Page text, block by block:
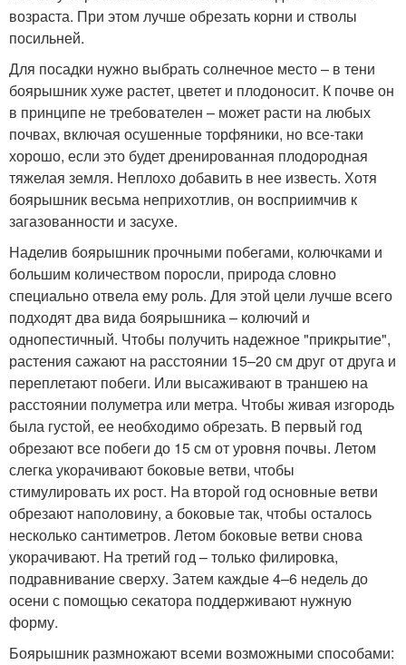
возраста. При этом лучше обрезать корни и стволы
посильней.
Для посадки нужно выбрать солнечное место – в тени
боярышник хуже растет, цветет и плодоносит. К почве он
в принципе не требователен – может расти на любых
почвах, включая осушенные торфяники, но все-таки
хорошо, если это будет дренированная плодородная
тяжелая земля. Неплохо добавить в нее известь. Хотя
боярышник весьма неприхотлив, он восприимчив к
загазованности и засухе.
Наделив боярышник прочными побегами, колючками и
большим количеством поросли, природа словно
специально отвела ему роль. Для этой цели лучше всего
подходят два вида боярышника – колючий и
однопестичный. Чтобы получить надежное "прикрытие",
растения сажают на расстоянии 15–20 см друг от друга и
переплетают побеги. Или высаживают в траншею на
расстоянии полуметра или метра. Чтобы живая изгородь
была густой, ее необходимо обрезать. В первый год
обрезают все побеги до 15 см от уровня почвы. Летом
слегка укорачивают боковые ветви, чтобы
стимулировать их рост. На второй год основные ветви
обрезают наполовину, а боковые так, чтобы осталось
несколько сантиметров. Летом боковые ветви снова
укорачивают. На третий год – только филировка,
подравнивание сверху. Затем каждые 4–6 недель до
осени с помощью секатора поддерживают нужную
форму.
Боярышник размножают всеми возможными способами: